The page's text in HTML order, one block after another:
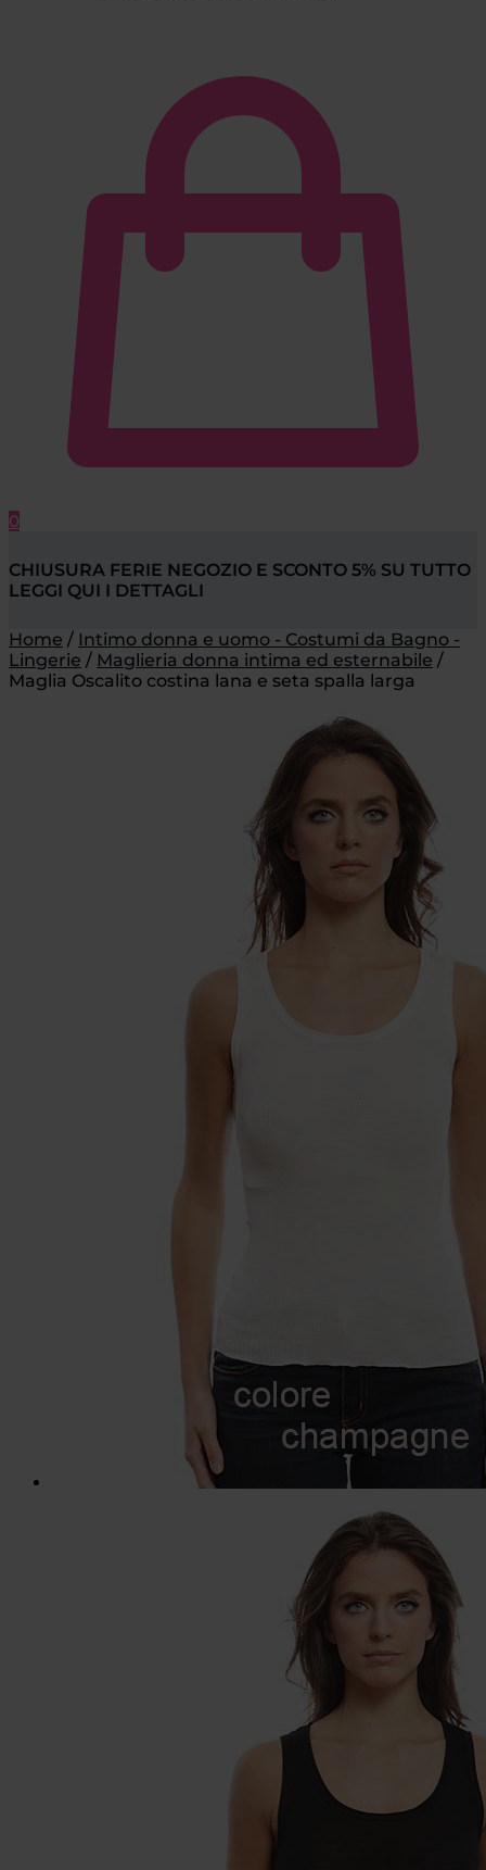
0
CHIUSURA FERIE NEGOZIO E SCONTO 5% SU TUTTO
LEGGI QUI I DETTAGLI
Home / Intimo donna e uomo - Costumi da Bagno -
Lingerie / Maglieria donna intima ed esternabile /
Maglia Oscalito costina lana e seta spalla larga